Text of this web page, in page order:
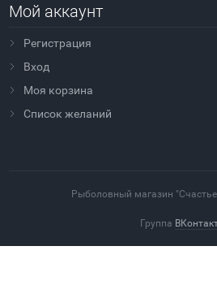
Мой аккаунт
Регистрация
Вход
Моя корзина
Cписок желаний
Рыболовный магазин
Группа